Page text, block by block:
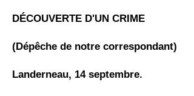
DÉCOUVERTE D'UN CRIME
(Dépêche de notre correspondant)
Landerneau, 14 septembre.